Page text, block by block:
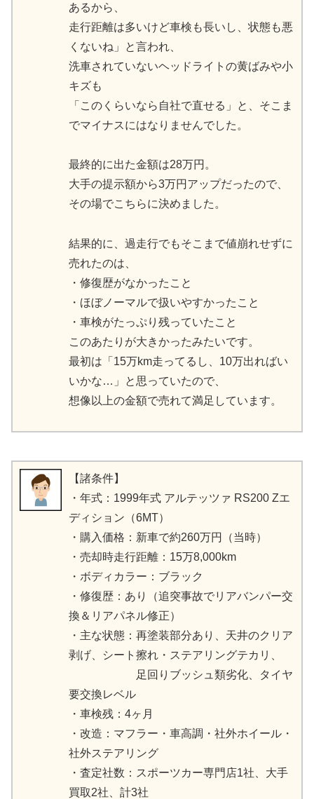
あるから、
走行距離は多いけど車検も長いし、状態も悪
くないね」と言われ、
洗車されていないヘッドライトの黄ばみや小
キズも
「このくらいなら自社で直せる」と、そこま
でマイナスにはなりませんでした。
最終的に出た金額は28万円。
大手の提示額から3万円アップだったので、
その場でこちらに決めました。
結果的に、過走行でもそこまで値崩れせずに
売れたのは、
・修復歴がなかったこと
・ほぼノーマルで扱いやすかったこと
・車検がたっぷり残っていたこと
このあたりが大きかったみたいです。
最初は「15万km走ってるし、10万出ればい
いかな…」と思っていたので、
想像以上の金額で売れて満足しています。
【諸条件】
・年式：1999年式 アルテッツァ RS200 Zエ
ディション（6MT）
・購入価格：新車で約260万円（当時）
・売却時走行距離：15万8,000km
・ボディカラー：ブラック
・修復歴：あり（追突事故でリアバンパー交
換＆リアパネル修正）
・主な状態：再塗装部分あり、天井のクリア
剥げ、シート擦れ・ステアリングテカリ、
足回りブッシュ類劣化、タイヤ
要交換レベル
・車検残：4ヶ月
・改造：マフラー・車高調・社外ホイール・
社外ステアリング
・査定社数：スポーツカー専門店1社、大手
買取2社、計3社